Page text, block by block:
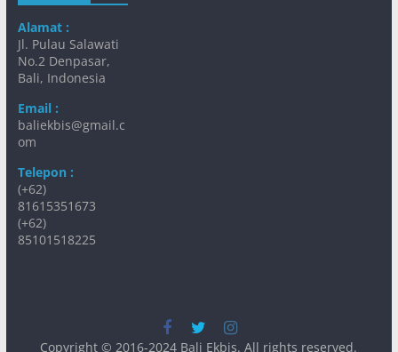
Alamat :
Jl. Pulau Salawati
No.2 Denpasar,
Bali, Indonesia
Email :
baliekbis@gmail.c
om
Telepon :
(+62)
81615351673
(+62)
85101518225
Copyright © 2016-2024 Bali Ekbis. All rights reserved.